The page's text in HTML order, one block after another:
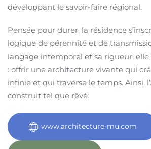
développant le savoir-faire régional.
Pensée pour durer, la résidence
logique de pérennité et de
langage intemporel et sa rigueur,
: offrir une architecture vivante qui
infinie et qui traverse le temps. Ainsi,
construit tel que rêvé.
www.architecture-mu.com